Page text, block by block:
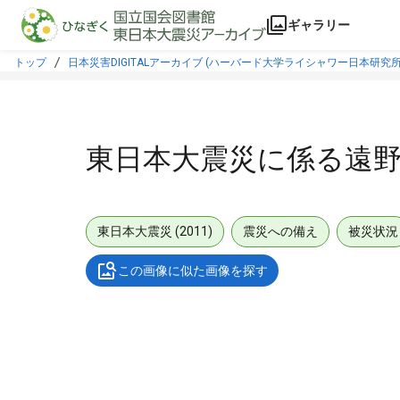
本文に飛ぶ
ギャラリー
トップ 日本災害DIGITALアーカイブ (ハーバード大学ライシャワー日本研究
東日本大震災に係る遠
東日本大震災 (2011) 震災への備え 被災状況
この画像に似た画像を探す